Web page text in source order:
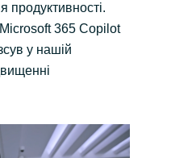
продуктивності.
365 Copilot
у нашій